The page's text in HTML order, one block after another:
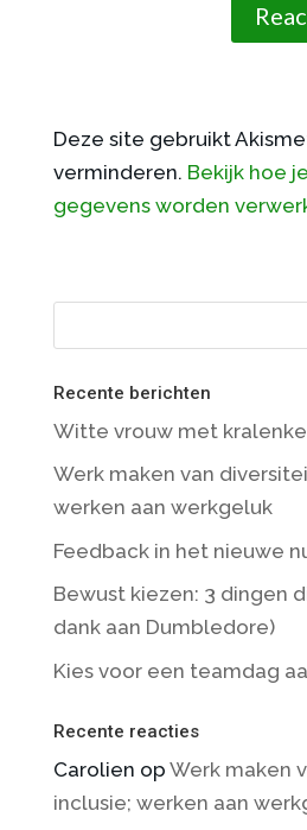
Deze site gebruikt
verminderen. Bekijk hoe
gegevens worden
Recente berichten
Witte vrouw met
Werk maken van
werken aan werkgeluk
Feedback in het nieuwe
Bewust kiezen: 3 dingen
dank aan Dumbledore)
Kies voor een teamdag
Recente reacties
Carolien op Werk maken
inclusie; werken aan